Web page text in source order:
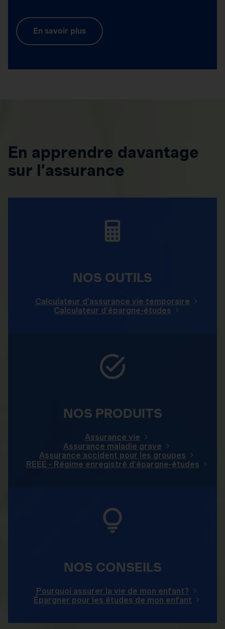
En savoir plus
En apprendre davantage
sur l’assurance
NOS OUTILS
Calculateur d'assurance vie temporaire
Calculateur d'épargne-études
NOS PRODUITS
Assurance vie
Assurance maladie grave
Assurance accident pour les groupes
REEE - Régime enregistré d’épargne-études
NOS CONSEILS
Pourquoi assurer la vie de mon enfant?
Épargner pour les études de mon enfant